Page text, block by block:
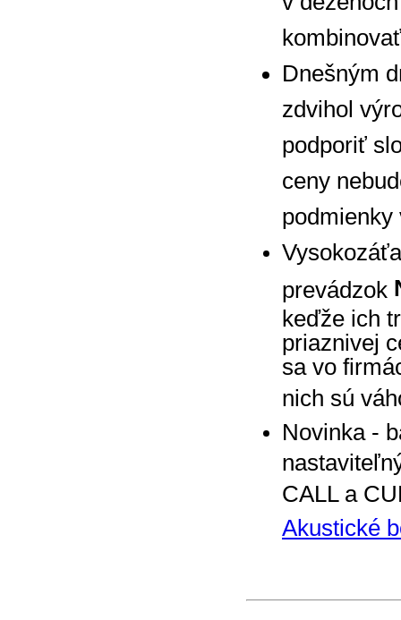
Dnešným
zdvihol
podporiť
ceny
podmienky
prevádzok
keďže ich
priaznivej
sa vo
nich sú
Novinka -
CALL a
Akustické